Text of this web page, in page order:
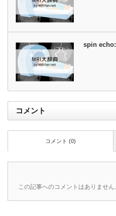
spin
コメント
コメント (0)
この記事へのコメントはありません